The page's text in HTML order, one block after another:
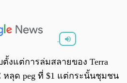
งแต่การล่มสลายของ Terra
หลุด peg ที่ $1 แต่กระนั้นชุมชน